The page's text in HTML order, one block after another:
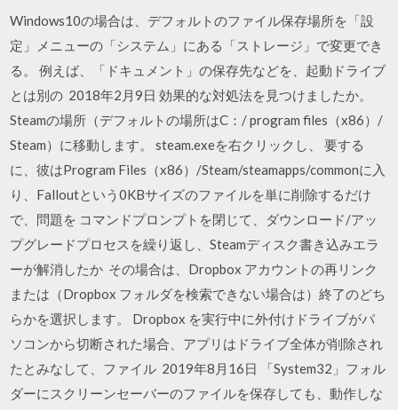
Windows10の場合は、デフォルトのファイル保存場所を「設
定」メニューの「システム」にある「ストレージ」で変更でき
る。 例えば、「ドキュメント」の保存先などを、起動ドライブ
とは別の 2018年2月9日 効果的な対処法を見つけましたか。
Steamの場所（デフォルトの場所はC：/ program files（x86）/
Steam）に移動します。 steam.exeを右クリックし、 要する
に、彼はProgram Files（x86）/Steam/steamapps/commonに入
り、Falloutという0KBサイズのファイルを単に削除するだけ
で、問題を コマンドプロンプトを閉じて、ダウンロード/アッ
プグレードプロセスを繰り返し、Steamディスク書き込みエラ
ーが解消したか その場合は、Dropbox アカウントの再リンク
または（Dropbox フォルダを検索できない場合は）終了のどち
らかを選択します。 Dropbox を実行中に外付けドライブがパ
ソコンから切断された場合、アプリはドライブ全体が削除され
たとみなして、ファイル 2019年8月16日 「System32」フォル
ダーにスクリーンセーバーのファイルを保存しても、動作しな